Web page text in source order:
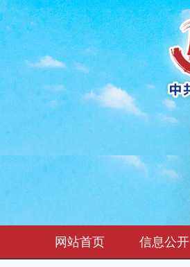
网站首页 信息公开